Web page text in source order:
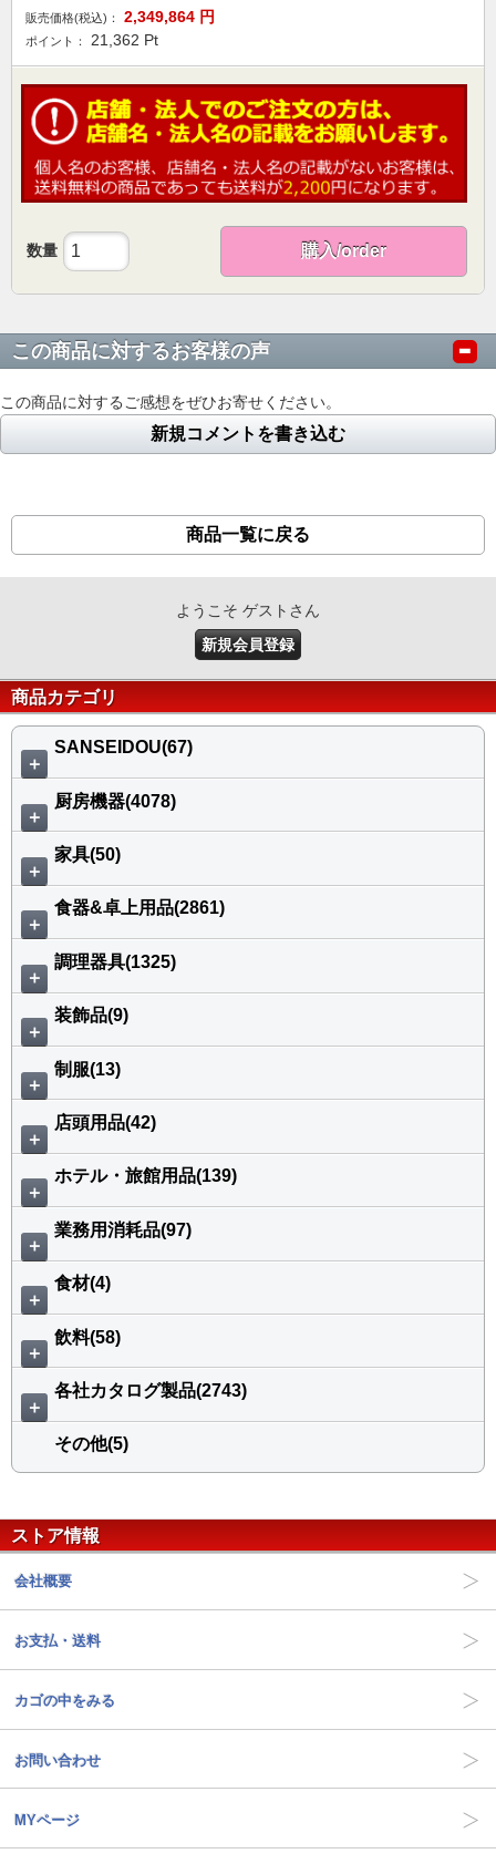
販売価格(税込)： 2,349,864 円
ポイント： 21,362 Pt
数量 購入/order
この商品に対するお客様の声
この商品に対するご感想をぜひお寄せください。
新規コメントを書き込む
商品一覧に戻る
ようこそ ゲストさん
新規会員登録
商品カテゴリ
＋
SANSEIDOU(67)
＋
厨房機器(4078)
＋
家具(50)
＋
食器&卓上用品(2861)
＋
調理器具(1325)
＋
装飾品(9)
＋
制服(13)
＋
店頭用品(42)
＋
ホテル・旅館用品(139)
＋
業務用消耗品(97)
＋
食材(4)
＋
飲料(58)
＋
各社カタログ製品(2743)
その他(5)
ストア情報
会社概要
お支払・送料
カゴの中をみる
お問い合わせ
MYページ